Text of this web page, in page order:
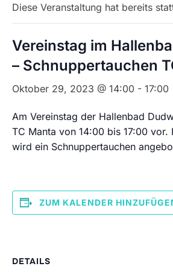
Diese Veranstaltung hat bereits
Vereinstag im
– Schnuppertauchen
Oktober 29, 2023 @ 14:00 - 17:00
Am Vereinstag der Hallenbad
TC Manta von 14:00 bis 17:00 vor.
wird ein Schnuppertauchen
ZUM KALENDER
DETAILS